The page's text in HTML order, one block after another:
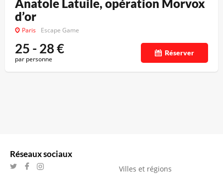
Anatole Latuile, opération Morvox
d’or
Paris Escape Game
25 - 28€
par personne
Réserver
Réseaux sociaux
Villes et régions